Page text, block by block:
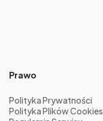
Prawo
Polityka Prywatności
Polityka Plików Cookies